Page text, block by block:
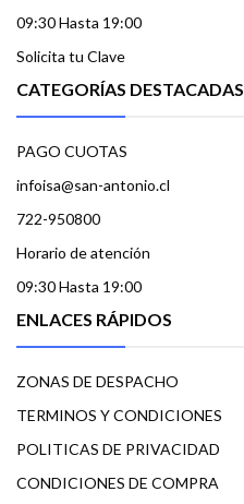
09:30 Hasta 19:00
Solicita tu Clave
CATEGORÍAS DESTACADAS
PAGO CUOTAS
infoisa@san-antonio.cl
722-950800
Horario de atención
09:30 Hasta 19:00
ENLACES RÁPIDOS
ZONAS DE DESPACHO
TERMINOS Y CONDICIONES
POLITICAS DE PRIVACIDAD
CONDICIONES DE COMPRA